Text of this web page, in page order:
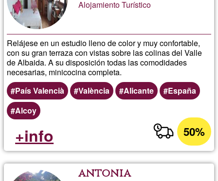
Alojamiento Turístico
Relájese en un estudio lleno de color y muy confortable,
con su gran terraza con vistas sobre las colinas del Valle
de Albaida. A su disposición todas las comodidades
necesarias, minicocina completa.
País Valencià
València Alicante
España
Alcoy
50%
+info
antonia